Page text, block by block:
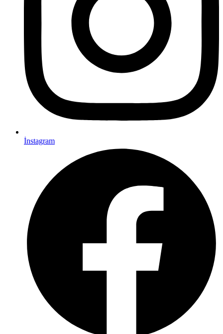
İnstagram